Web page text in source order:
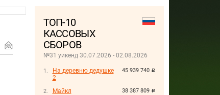
ТОП-10
КАССОВЫХ
СБОРОВ
№31 уикенд 30.07.2026 - 02.08.2026
45 939 740 руб.
На деревню дедушке
2
38 387 809 руб.
Майкл